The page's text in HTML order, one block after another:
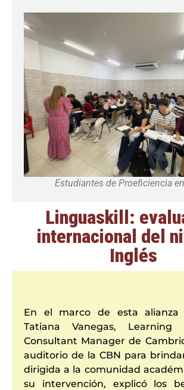
Estudiantes de Proeficiencia
Linguaskill:
internacional del
Inglés
En el marco de esta alianza
Tatiana Vanegas, Learning
Consultant Manager de
auditorio de la CBN para
dirigida a la comunidad
su intervención, explicó los